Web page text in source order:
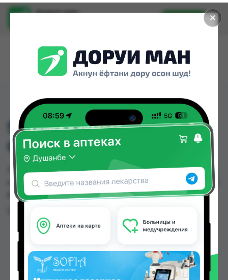
✕
Доруи ман
Установить
SOFIYA ДЛЯ РУЧНОЙ
СТИРКИ 5КГ
SOFIYA ДЛЯ РУЧНОЙ СТИРКИ 5КГ можно купить
или заказать в аптеках, Арча по цене от 91.00 TJS
в Душанбе и других городах Таджикистана